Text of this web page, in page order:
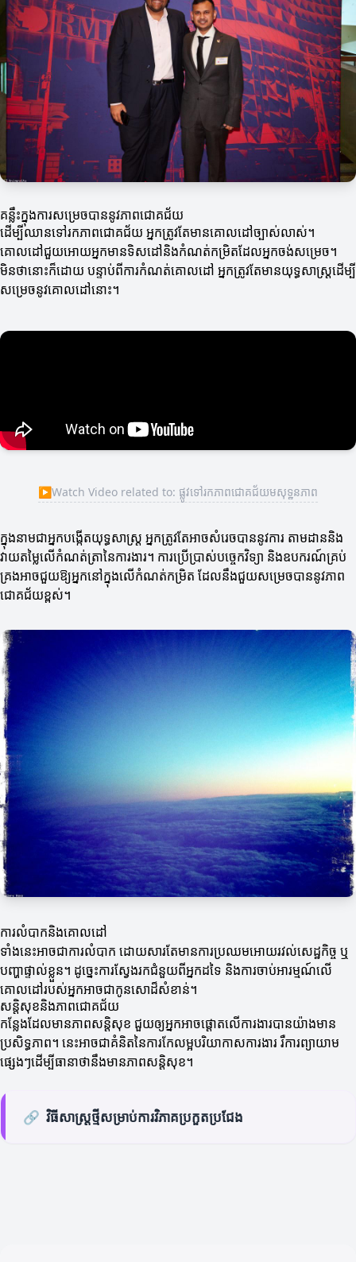
គន្លឹះក្នុងការសម្រេចបាននូវភាពជោគជ័យ
ដើម្បីឈានទៅរកភាពជោគជ័យ អ្នកត្រូវតែមានគោលដៅច្បាស់លាស់។
គោលដៅជួយអោយអ្នកមានទិសដៅនិងកំណត់កម្រិតដែលអ្នកចង់សម្រេច។
មិនថានោះក៏ដោយ បន្ទាប់ពីការកំណត់គោលដៅ អ្នកត្រូវតែមានយុទ្ធសាស្ត្រដើម្បី
សម្រេចនូវគោលដៅនោះ។
▶Watch Video related to: ផ្លូវទៅរកភាពជោគជ័យមសុទ្ឋនភាព
ក្នុងនាមជាអ្នកបង្កើតយុទ្ធសាស្ត្រ អ្នកត្រូវតែអាចសំរេចបាននូវការ តាមដាននិង
វាយតម្លៃលើកំណត់ត្រានៃការងារ។ ការប្រើប្រាស់បច្ចេកវិទ្យា និងឧបករណ៍គ្រប់
គ្រងអាចជួយឱ្យអ្នកនៅក្នុងលើកំណត់កម្រិត ដែលនឹងជួយសម្រេចបាននូវភាព
ជោគជ័យខ្ពស់។
ការលំបាកនិងគោលដៅ
ទាំងនេះអាចជាការលំបាក ដោយសារតែមានការប្រឈមអោយរវល់សេដ្ឋកិច្ច ឬ
បញ្ហាផ្ទាល់ខ្លួន។ ដូច្នេះការស្វែងរកជំនួយពីអ្នកដទៃ និងការចាប់អារម្មណ៍លើ
គោលដៅរបស់អ្នកអាចជាកូនសោដ៏សំខាន់។
សន្ដិសុខនិងភាពជោគជ័យ
កន្លែងដែលមានភាពសន្ដិសុខ ជួយឲ្យអ្នកអាចផ្តោតលើការងារបានយ៉ាងមាន
ប្រសិទ្ធភាព។ នេះអាចជាគំនិតនៃការកែលម្អបរិយាកាសការងារ រឺការព្យាយាម
ផ្សេងៗដើម្បីធានាថានឹងមានភាពសន្ដិសុខ។
🔗 វិធីសាស្ត្រថ្មីសម្រាប់ការវិភាគប្រកួតប្រជែង